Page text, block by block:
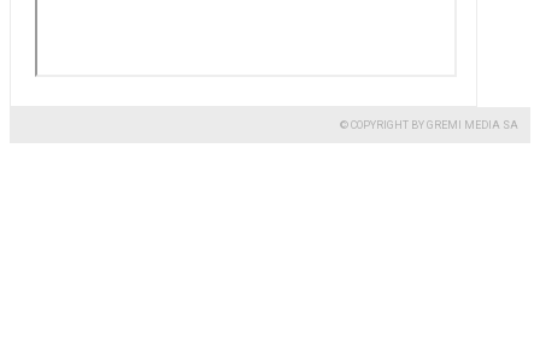
© COPYRIGHT BY GREMI MEDIA SA